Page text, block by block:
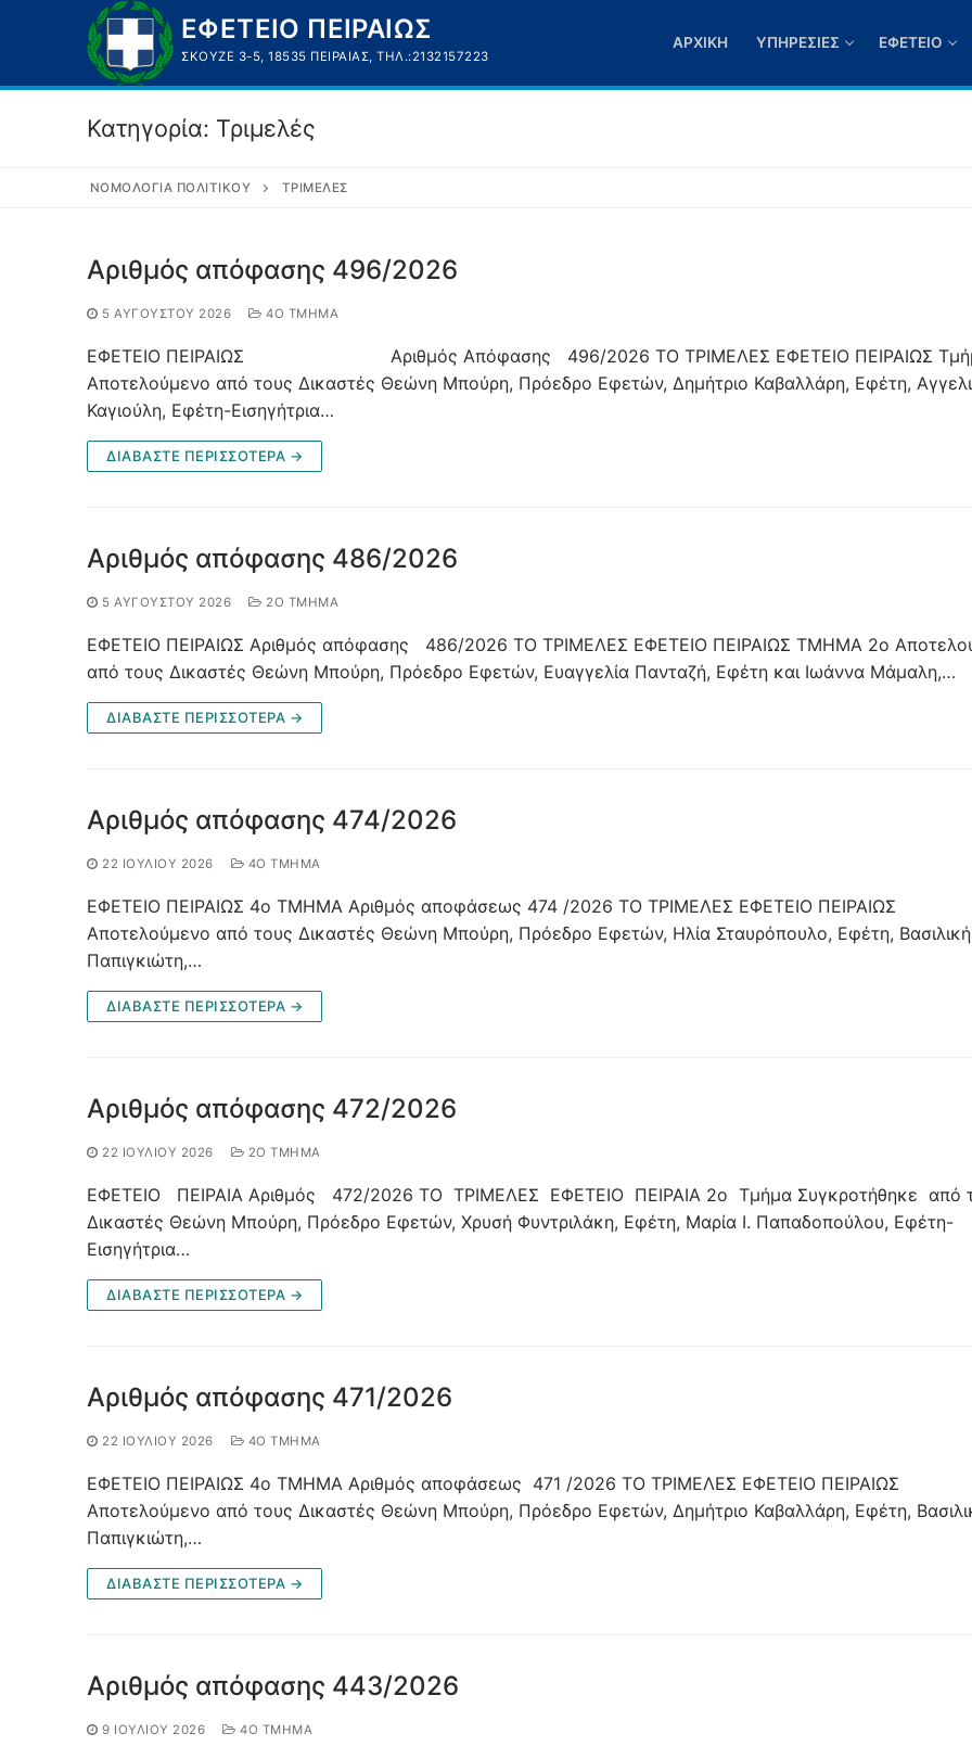
περιεχόμενο
ΕΦΕΤΕΙΟ ΠΕΙΡΑΙΩΣ
ΣΚΟΥΖΈ 3-5, 18535 ΠΕΙΡΑΙΆΣ, ΤΗΛ.:2132157223
ΑΡΧΙΚΉ ΥΠΗΡΕΣΊΕΣ ΕΦΕΤΕΊΟ
Κατηγορία: Τριμελές
ΝΟΜΟΛΟΓΊΑ ΠΟΛΙΤΙΚΟΎ ΤΡΙΜΕΛΈΣ
Αριθμός απόφασης 496/2026
5 ΑΥΓΟΎΣΤΟΥ 2026 4O ΤΜΉΜΑ
ΕΦΕΤΕΙΟ ΠΕΙΡΑΙΩΣ Αριθμός Απόφασης 496/2026 ΤΟ ΤΡΙΜΕΛΕΣ ΕΦΕΤΕΙΟ ΠΕΙΡΑΙΩΣ
Αποτελούμενο από τους Δικαστές Θεώνη Μπούρη, Πρόεδρο Εφετών, Δημήτριο Καβαλλάρη, Εφέτη,
Καγιούλη, Εφέτη-Εισηγήτρια…
ΔΙΑΒΑΣΤΕ ΠΕΡΙΣΣΟΤΕΡΑ →
Αριθμός απόφασης 486/2026
5 ΑΥΓΟΎΣΤΟΥ 2026 2Ο ΤΜΉΜΑ
ΕΦΕΤΕΙΟ ΠΕΙΡΑΙΩΣ Αριθμός απόφασης 486/2026 ΤΟ ΤΡΙΜΕΛΕΣ ΕΦΕΤΕΙΟ ΠΕΙΡΑΙΩΣ ΤΜΗΜΑ 2ο
από τους Δικαστές Θεώνη Μπούρη, Πρόεδρο Εφετών, Ευαγγελία Πανταζή, Εφέτη και Ιωάννα Μάμαλη,…
ΔΙΑΒΑΣΤΕ ΠΕΡΙΣΣΟΤΕΡΑ →
Αριθμός απόφασης 474/2026
22 ΙΟΥΛΊΟΥ 2026 4O ΤΜΉΜΑ
ΕΦΕΤΕΙΟ ΠΕΙΡΑΙΩΣ 4ο ΤΜΗΜΑ Αριθμός αποφάσεως 474 /2026 ΤΟ ΤΡΙΜΕΛΕΣ ΕΦΕΤΕΙΟ ΠΕΙΡΑΙΩΣ
Αποτελούμενο από τους Δικαστές Θεώνη Μπούρη, Πρόεδρο Εφετών, Ηλία Σταυρόπουλο, Εφέτη, Βασιλική
Παπιγκιώτη,…
ΔΙΑΒΑΣΤΕ ΠΕΡΙΣΣΟΤΕΡΑ →
Αριθμός απόφασης 472/2026
22 ΙΟΥΛΊΟΥ 2026 2Ο ΤΜΉΜΑ
ΕΦΕΤΕΙΟ ΠΕΙΡΑΙΑ Αριθμός 472/2026 ΤΟ ΤΡΙΜΕΛΕΣ ΕΦΕΤΕΙΟ ΠΕΙΡΑΙΑ 2ο Τμήμα Συγκροτήθηκε από
Δικαστές Θεώνη Μπούρη, Πρόεδρο Εφετών, Χρυσή Φυντριλάκη, Εφέτη, Μαρία Ι. Παπαδοπούλου, Εφέτη-
Εισηγήτρια…
ΔΙΑΒΑΣΤΕ ΠΕΡΙΣΣΟΤΕΡΑ →
Αριθμός απόφασης 471/2026
22 ΙΟΥΛΊΟΥ 2026 4O ΤΜΉΜΑ
ΕΦΕΤΕΙΟ ΠΕΙΡΑΙΩΣ 4ο ΤΜΗΜΑ Αριθμός αποφάσεως 471 /2026 ΤΟ ΤΡΙΜΕΛΕΣ ΕΦΕΤΕΙΟ ΠΕΙΡΑΙΩΣ
Αποτελούμενο από τους Δικαστές Θεώνη Μπούρη, Πρόεδρο Εφετών, Δημήτριο Καβαλλάρη, Εφέτη,
Παπιγκιώτη,…
ΔΙΑΒΑΣΤΕ ΠΕΡΙΣΣΟΤΕΡΑ →
Αριθμός απόφασης 443/2026
9 ΙΟΥΛΊΟΥ 2026 4O ΤΜΉΜΑ